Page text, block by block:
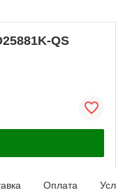
QS
Оплата